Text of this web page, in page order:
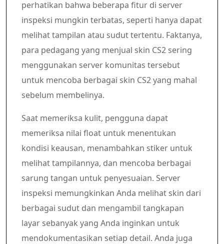
perhatikan bahwa beberapa fitur di server
inspeksi mungkin terbatas, seperti hanya dapat
melihat tampilan atau sudut tertentu. Faktanya,
para pedagang yang menjual skin CS2 sering
menggunakan server komunitas tersebut
untuk mencoba berbagai skin CS2 yang mahal
sebelum membelinya.
Saat memeriksa kulit, pengguna dapat
memeriksa nilai float untuk menentukan
kondisi keausan, menambahkan stiker untuk
melihat tampilannya, dan mencoba berbagai
sarung tangan untuk penyesuaian. Server
inspeksi memungkinkan Anda melihat skin dari
berbagai sudut dan mengambil tangkapan
layar sebanyak yang Anda inginkan untuk
mendokumentasikan setiap detail. Anda juga